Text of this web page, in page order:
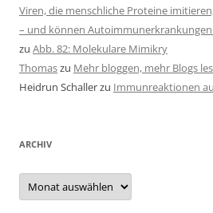
Viren, die menschliche Proteine
– und können
zu Abb. 82: Molekulare Mimikry
Thomaszu Mehr bloggen, mehr Blogs
Heidrun Schallerzu Immunreaktionen
ARCHIV
Archiv